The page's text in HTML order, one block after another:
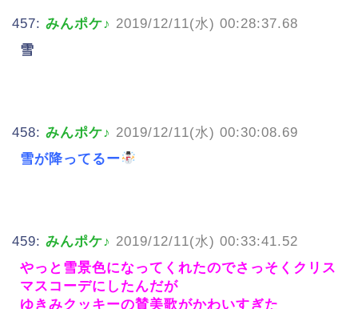
457: みんポケ♪ 2019/12/11(水) 00:28:37.68
雪
458: みんポケ♪ 2019/12/11(水) 00:30:08.69
雪が降ってるー
459: みんポケ♪ 2019/12/11(水) 00:33:41.52
やっと雪景色になってくれたのでさっそくクリス
マスコーデにしたんだが
ゆきみクッキーの賛美歌がかわいすぎた